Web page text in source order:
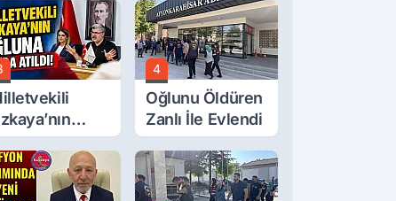
Buluştu
İftira
4
Oğlunu Öldüren
Zanlı İle Evlendi